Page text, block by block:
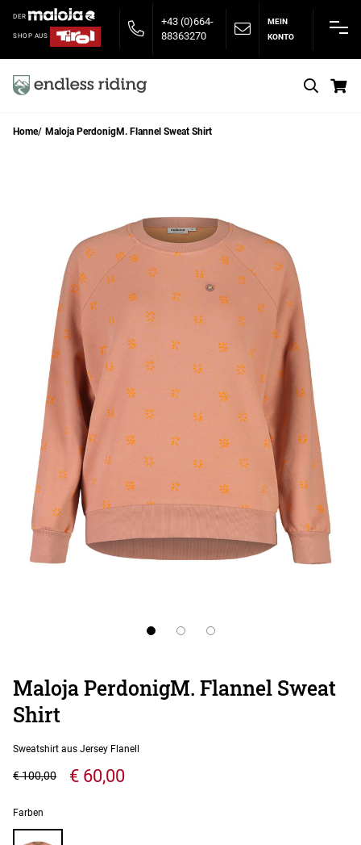
DER
SHOP AUS
+43 (0)664-
88363270
MEIN
KONTO
Home Maloja PerdonigM. Flannel Sweat Shirt
Maloja PerdonigM. Flannel Sweat
Shirt
Sweatshirt aus Jersey Flanell
€ 60,00
€ 100,00
Farben